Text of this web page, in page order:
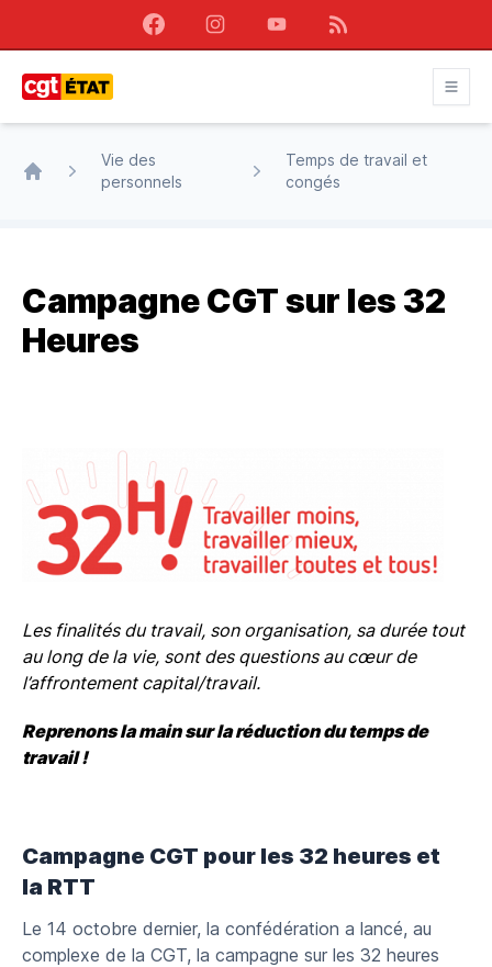
FacebookInstagramYoutubeRSS
Vie des
personnels
Temps de travail et
congés
Campagne CGT sur les 32
Heures
Les finalités du travail, son organisation, sa durée tout
au long de la vie, sont des questions au cœur de
l’affrontement capital/travail.
Reprenons la main sur la réduction du temps de
travail !
Campagne CGT pour les 32 heures et
la RTT
Le 14 octobre dernier, la confédération a lancé, au
complexe de la CGT, la campagne sur les 32 heures